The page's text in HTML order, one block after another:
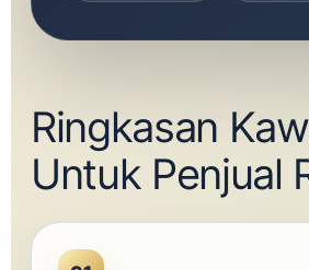
Ringkasan
Untuk Penjual